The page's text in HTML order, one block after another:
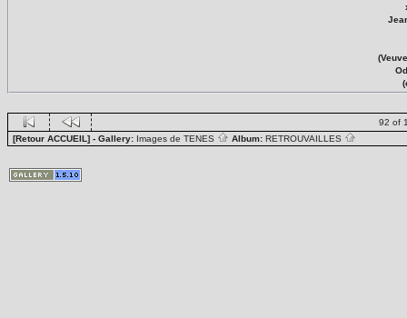
92 of
[Retour ACCUEIL] - Gallery: Images de TENES Album: RETROUVAILLES